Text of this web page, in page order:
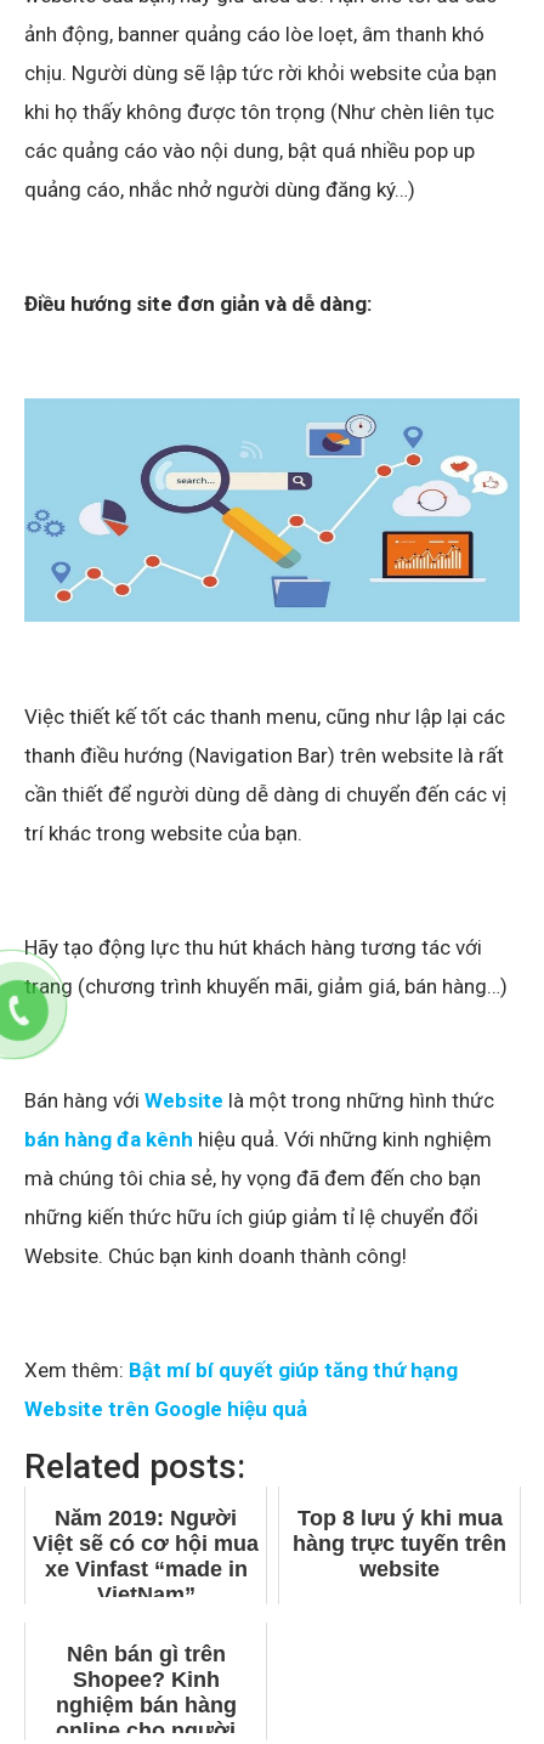
ảnh động, banner quảng cáo lòe loẹt, âm thanh khó
chịu. Người dùng sẽ lập tức rời khỏi website của bạn
khi họ thấy không được tôn trọng (Như chèn liên tục
các quảng cáo vào nội dung, bật quá nhiều pop up
quảng cáo, nhắc nhở người dùng đăng ký…)
Điều hướng site đơn giản và dễ dàng:
Việc thiết kế tốt các thanh menu, cũng như lập lại các
thanh điều hướng (Navigation Bar) trên website là rất
cần thiết để người dùng dễ dàng di chuyển đến các vị
trí khác trong website của bạn.
Hãy tạo động lực thu hút khách hàng tương tác với
trang (chương trình khuyến mãi, giảm giá, bán hàng…)
Bán hàng với Website là một trong những hình thức
bán hàng đa kênh hiệu quả. Với những kinh nghiệm
mà chúng tôi chia sẻ, hy vọng đã đem đến cho bạn
những kiến thức hữu ích giúp giảm tỉ lệ chuyển đổi
Website. Chúc bạn kinh doanh thành công!
Xem thêm: Bật mí bí quyết giúp tăng thứ hạng
Website trên Google hiệu quả
Related posts:
Năm 2019: Người
Việt sẽ có cơ hội mua
xe Vinfast “made in
VietNam”
Top 8 lưu ý khi mua
hàng trực tuyến trên
website
Nên bán gì trên
Shopee? Kinh
nghiệm bán hàng
online cho người